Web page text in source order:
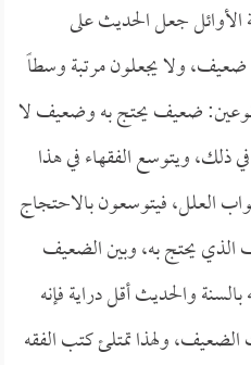
الأوائل جعل الحديث على
ولا يجعلون مرتبة وسطاً
ضعيف يحتج به وضعيف لا
ذلك، ويتوسع الفقهاء في هذا
العلل، فيتوسعون بالاحتجاج
يحتج به، وبين الضعيف
والحديث أقل دراية فإنه
ولهذا تمتلئ كتب الفقه